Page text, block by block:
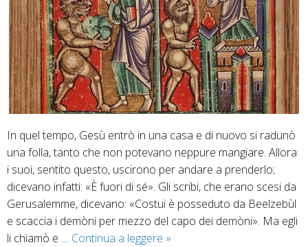
In quel tempo, Gesù entrò in una casa e di nuovo si radunò
una folla, tanto che non potevano neppure mangiare. Allora
i suoi, sentito questo, uscirono per andare a prenderlo;
dicevano infatti: «È fuori di sé». Gli scribi, che erano scesi da
Gerusalemme, dicevano: «Costui è posseduto da Beelzebùl
e scaccia i demòni per mezzo del capo dei demòni». Ma egli
li chiamò e … Continua a leggere Domenica
»